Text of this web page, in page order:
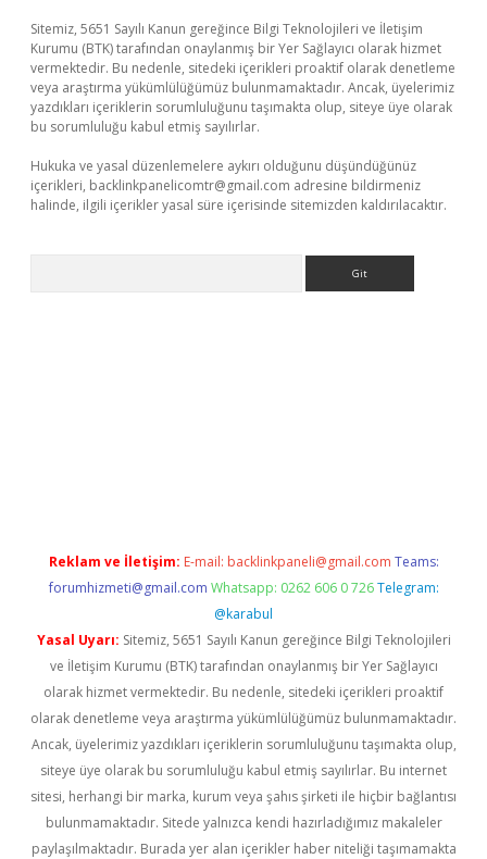
Sitemiz, 5651 Sayılı Kanun gereğince Bilgi Teknolojileri ve İletişim
Kurumu (BTK) tarafından onaylanmış bir Yer Sağlayıcı olarak hizmet
vermektedir. Bu nedenle, sitedeki içerikleri proaktif olarak denetleme
veya araştırma yükümlülüğümüz bulunmamaktadır. Ancak, üyelerimiz
yazdıkları içeriklerin sorumluluğunu taşımakta olup, siteye üye olarak
bu sorumluluğu kabul etmiş sayılırlar.
Hukuka ve yasal düzenlemelere aykırı olduğunu düşündüğünüz
içerikleri, backlinkpanelicomtr@gmail.com adresine bildirmeniz
halinde, ilgili içerikler yasal süre içerisinde sitemizden kaldırılacaktır.
Reklam ve İletişim: E-mail: backlinkpaneli@gmail.com Teams:
forumhizmeti@gmail.com Whatsapp: 0262 606 0 726 Telegram:
@karabul
Yasal Uyarı: Sitemiz, 5651 Sayılı Kanun gereğince Bilgi Teknolojileri
ve İletişim Kurumu (BTK) tarafından onaylanmış bir Yer Sağlayıcı
olarak hizmet vermektedir. Bu nedenle, sitedeki içerikleri proaktif
olarak denetleme veya araştırma yükümlülüğümüz bulunmamaktadır.
Ancak, üyelerimiz yazdıkları içeriklerin sorumluluğunu taşımakta olup,
siteye üye olarak bu sorumluluğu kabul etmiş sayılırlar. Bu internet
sitesi, herhangi bir marka, kurum veya şahıs şirketi ile hiçbir bağlantısı
bulunmamaktadır. Sitede yalnızca kendi hazırladığımız makaleler
paylaşılmaktadır. Burada yer alan içerikler haber niteliği taşımamakta